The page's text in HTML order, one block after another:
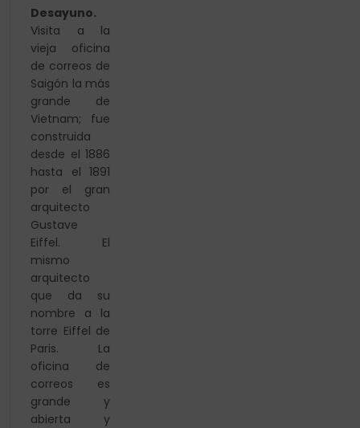
Desayuno.
Visita a la
vieja oficina
de correos de
Saigón la más
grande de
Vietnam; fue
construida
desde el 1886
hasta el 1891
por el gran
arquitecto
Gustave
Eiffel. El
mismo
arquitecto
que da su
nombre a la
torre Eiffel de
Paris. La
oficina de
correos es
grande y
abierta y